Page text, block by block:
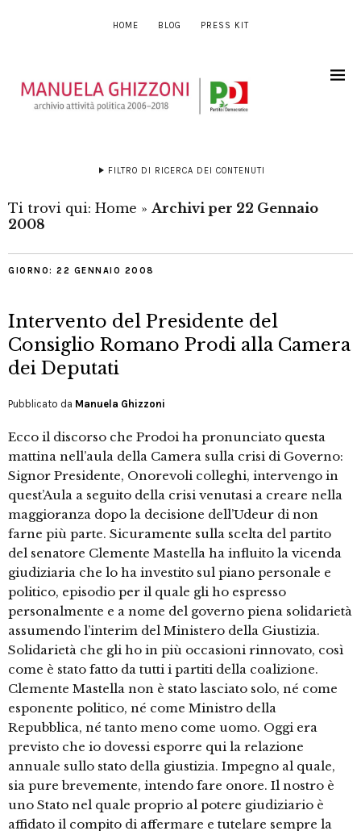
HOME BLOG PRESS KIT
FILTRO DI RICERCA DEI CONTENUTI
Ti trovi qui: Home » Archivi per 22 Gennaio
2008
GIORNO: 22 GENNAIO 2008
Intervento del Presidente del
Consiglio Romano Prodi alla Camera
dei Deputati
Pubblicato da Manuela Ghizzoni
Ecco il discorso che Prodoi ha pronunciato questa
mattina nell’aula della Camera sulla crisi di Governo:
Signor Presidente, Onorevoli colleghi, intervengo in
quest’Aula a seguito della crisi venutasi a creare nella
maggioranza dopo la decisione dell’Udeur di non
farne più parte. Sicuramente sulla scelta del partito
del senatore Clemente Mastella ha influito la vicenda
giudiziaria che lo ha investito sul piano personale e
politico, episodio per il quale gli ho espresso
personalmente e a nome del governo piena solidarietà
assumendo l’interim del Ministero della Giustizia.
Solidarietà che gli ho in più occasioni rinnovato, così
come è stato fatto da tutti i partiti della coalizione.
Clemente Mastella non è stato lasciato solo, né come
esponente politico, né come Ministro della
Repubblica, né tanto meno come uomo. Oggi era
previsto che io dovessi esporre qui la relazione
annuale sullo stato della giustizia. Impegno al quale,
sia pure brevemente, intendo fare onore. Il nostro è
uno Stato nel quale proprio al potere giudiziario è
affidato il compito di affermare e tutelare sempre la